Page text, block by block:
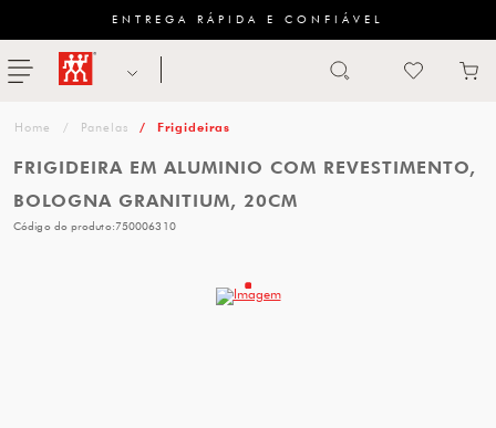
ENTREGA RÁPIDA E CONFIÁVEL
menu ZWILLING
categoria
Panelas Frigideiras
FRIGIDEIRA EM ALUMINIO COM REVESTIMENTO,
BOLOGNA GRANITIUM, 20CM
Código do produto:750006310